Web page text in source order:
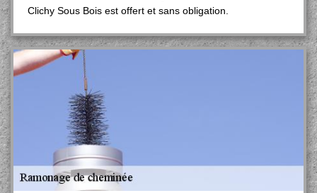
Clichy Sous Bois est offert et sans obligation.